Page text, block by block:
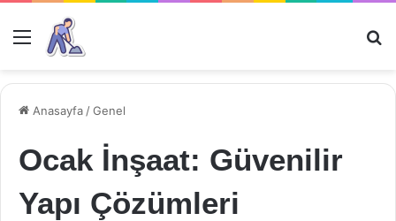
Menü
Anasayfa /Genel
Ocak İnşaat: Güvenilir
Yapı Çözümleri